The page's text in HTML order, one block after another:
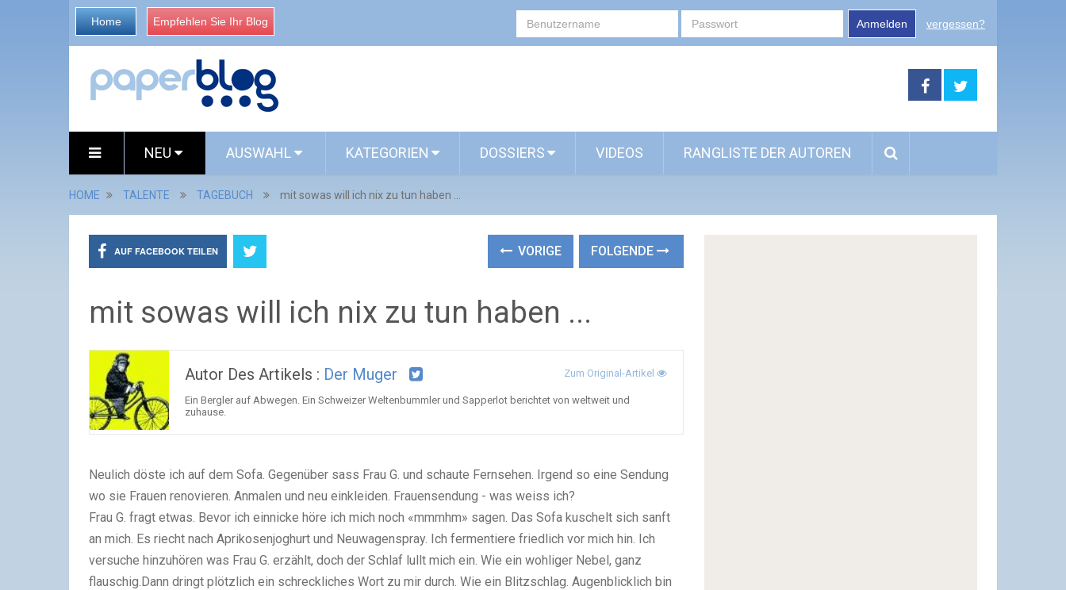
Home Empfehlen Sie Ihr Blog Anmelden vergessen?
NEU AUSWAHL KATEGORIEN DOSSIERS VIDEOS RANGLISTE DER AUTOREN
HOME TALENTE TAGEBUCH mit sowas will ich nix zu tun haben ...
AUF FACEBOOK TEILEN VORIGE FOLGENDE
mit sowas will ich nix zu tun haben ...
Autor Des Artikels : Der Muger Zum Original-Artikel
Ein Bergler auf Abwegen. Ein Schweizer Weltenbummler und Sapperlot berichtet von weltweit und
zuhause.
Neulich döste ich auf dem Sofa. Gegenüber sass Frau G. und schaute Fernsehen. Irgend so eine Sendung
wo sie Frauen renovieren. Anmalen und neu einkleiden. Frauensendung - was weiss ich?
Frau G. fragt etwas. Bevor ich einnicke höre ich mich noch «mmmhm» sagen. Das Sofa kuschelt sich sanft
an mich. Es riecht nach Aprikosenjoghurt und Neuwagenspray. Ich fermentiere friedlich vor mich hin. Ich
versuche hinzuhören was Frau G. erzählt, doch der Schlaf lullt mich ein. Wie ein wohliger Nebel, ganz
flauschig.Dann dringt plötzlich ein schreckliches Wort zu mir durch. Wie ein Blitzschlag. Augenblicklich bin